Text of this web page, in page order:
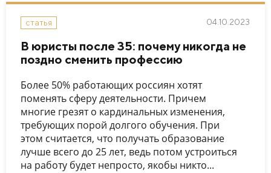
статья 04.10.2023
В юристы после 35: почему никогда не
поздно сменить профессию
Более 50% работающих россиян хотят
поменять сферу деятельности. Причем
многие грезят о кардинальных изменения,
требующих порой долгого обучения. При
этом считается, что получать образование
лучше всего до 25 лет, ведь потом устроиться
на работу будет непросто, якобы никто...